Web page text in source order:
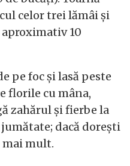
celor trei lămâi și
10
pe foc și lasă peste
florile cu mâna,
zahărul și fierbe la
dacă dorești
mai mult.